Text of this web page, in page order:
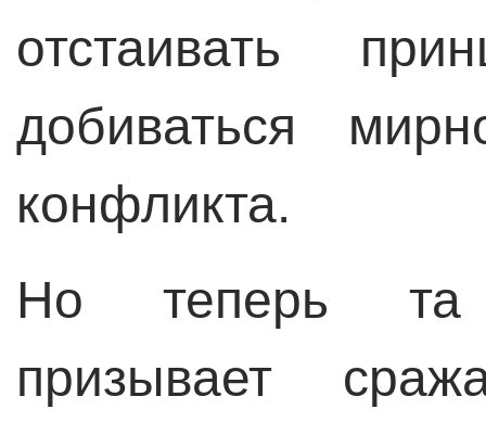
отстаивать
добиваться
конфликта.
Но теперь та
призывает